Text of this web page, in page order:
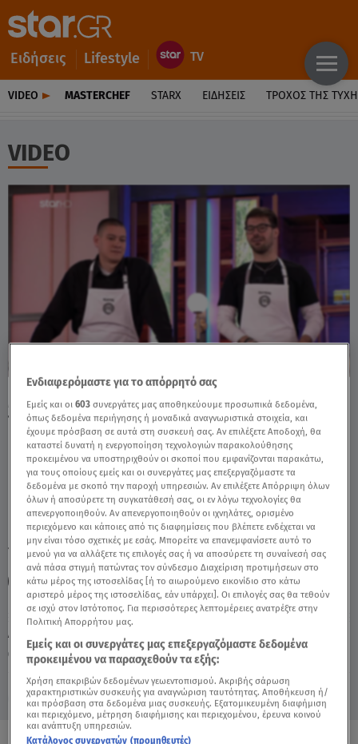
Ειδήσεις Lifestyle
VIDEO MASTERCHEF STARX ΕΙΔΉΣΕΙΣ ΤΡΟΧΌΣ ΤΗΣ
VIDEO
Δευτέρα 10 Αυγούστου 2026
25.03.24, 21:25 MEDIA
MasterChef: Ο Γιάννης Άφησε Στον Εξώστη
Τον Σταμάτη - Video
TAGS: MASTERCHEF 2024 MASTERCHEF 8 MASTERCHEF
MASTERCHEF ΓΙΑΝΝΗΣ Κ MASTERCHEF ΣΤΑΜΑΤΗΣ
Ενδιαφερόμαστε για το απόρρητό σας
Εμείς και οι603 συνεργάτες μας αποθηκεύουμε προσωπικά δεδομένα,
όπως δεδομένα περιήγησης ή μοναδικά αναγνωριστικά στοιχεία, και
έχουμε πρόσβαση σε αυτά στη συσκευή σας. Αν επιλέξετε Αποδοχή, θα
καταστεί δυνατή η ενεργοποίηση τεχνολογιών παρακολούθησης
προκειμένου να υποστηριχθούν οι σκοποί που εμφανίζονται παρακάτω,
για τους οποίους εμείς και οι συνεργάτες μας επεξεργαζόμαστε τα
δεδομένα με σκοπό την παροχή υπηρεσιών. Αν επιλέξετε Απόρριψη όλων
όλων ή αποσύρετε τη συγκατάθεσή σας, οι εν λόγω τεχνολογίες θα
απενεργοποιηθούν. Αν απενεργοποιηθούν οι ιχνηλάτες, ορισμένο
περιεχόμενο και κάποιες από τις διαφημίσεις που βλέπετε ενδέχεται να
μην είναι τόσο σχετικές με εσάς. Μπορείτε να επανεμφανίσετε αυτό το
μενού για να αλλάξετε τις επιλογές σας ή να αποσύρετε τη συναίνεσή σας
ανά πάσα στιγμή πατώντας τον σύνδεσμο Διαχείριση προτιμήσεων στο
κάτω μέρος της ιστοσελίδας [ή το αιωρούμενο εικονίδιο στο κάτω
αριστερό μέρος της ιστοσελίδας, εάν υπάρχει]. Οι επιλογές σας θα τεθούν
σε ισχύ στον Ιστότοπος. Για περισσότερες λεπτομέρειες ανατρέξτε στην
Πολιτική Απορρήτου μας.
Εμείς και οι συνεργάτες μας επεξεργαζόμαστε δεδομένα
προκειμένου να παρασχεθούν τα εξής:
Χρήση επακριβών δεδομένων γεωεντοπισμού. Ακριβής σάρωση
χαρακτηριστικών συσκευής για αναγνώριση ταυτότητας. Αποθήκευση ή/
και πρόσβαση στα δεδομένα μιας συσκευής. Εξατομικευμένη διαφήμιση
και περιεχόμενο, μέτρηση διαφήμισης και περιεχομένου, έρευνα κοινού
και ανάπτυξη υπηρεσιών.
Κατάλογος συνεργατών (προμηθευτές)